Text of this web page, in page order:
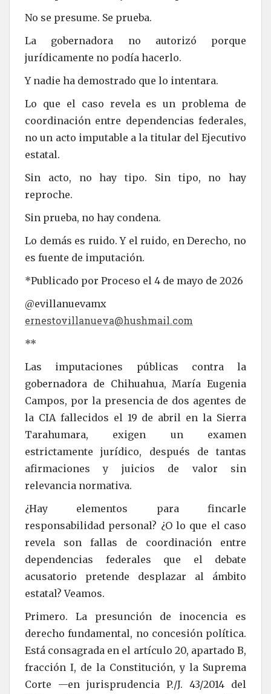
No se presume. Se prueba.
La gobernadora no autorizó porque
jurídicamente no podía hacerlo.
Y nadie ha demostrado que lo intentara.
Lo que el caso revela es un problema de
coordinación entre dependencias federales,
no un acto imputable a la titular del Ejecutivo
estatal.
Sin acto, no hay tipo. Sin tipo, no hay
reproche.
Sin prueba, no hay condena.
Lo demás es ruido. Y el ruido, en Derecho, no
es fuente de imputación.
*Publicado por Proceso el 4 de mayo de 2026
@evillanuevamx
ernestovillanueva@hushmail.com
**
Las imputaciones públicas contra la
gobernadora de Chihuahua, María Eugenia
Campos, por la presencia de dos agentes de
la CIA fallecidos el 19 de abril en la Sierra
Tarahumara, exigen un examen
estrictamente jurídico, después de tantas
afirmaciones y juicios de valor sin
relevancia normativa.
¿Hay elementos para fincarle
responsabilidad personal? ¿O lo que el caso
revela son fallas de coordinación entre
dependencias federales que el debate
acusatorio pretende desplazar al ámbito
estatal? Veamos.
Primero. La presunción de inocencia es
derecho fundamental, no concesión política.
Está consagrada en el artículo 20, apartado B,
fracción I, de la Constitución, y la Suprema
Corte —en jurisprudencia P./J. 43/2014 del